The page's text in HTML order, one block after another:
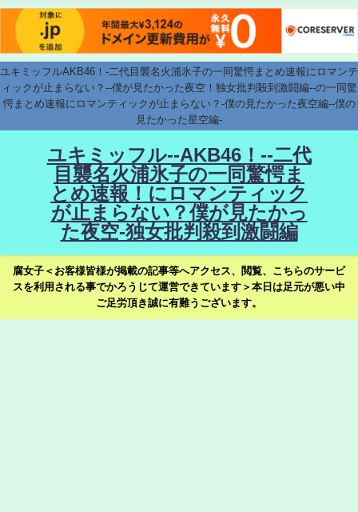
ユキミッフルAKB46！-二代目襲名火浦氷子の一同驚愕まとめ速報にロマンテ
ィックが止まらない？--僕が見たかった夜空！独女批判殺到激闘編--の一同驚
愕まとめ速報にロマンティックが止まらない？-僕の見たかった夜空編--僕の
見たかった星空編-
ユキミッフル--AKB46！--二代
目襲名火浦氷子の一同驚愕ま
とめ速報！にロマンティック
が止まらない？僕が見たかっ
た夜空-独女批判殺到激闘編
腐女子＜お客様皆様が掲載の記事等へアクセス、閲覧、こちらのサービ
スを利用される事でかろうじて運営できています＞本日は足元が悪い中
ご足労頂き誠に有難うございます。